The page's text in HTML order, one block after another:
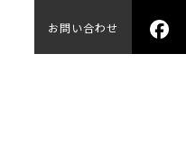
お問い合わせ